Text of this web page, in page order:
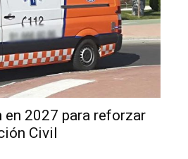
2027 para reforzar
Civil